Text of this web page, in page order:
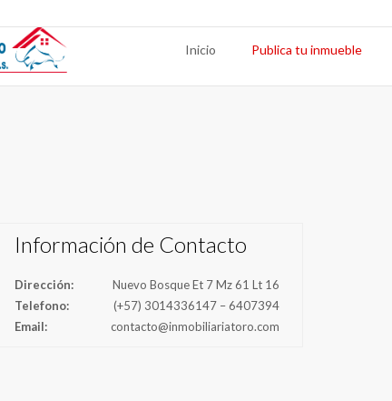
Inicio Publica tu inmueble
Información de Contacto
Dirección:
Nuevo Bosque Et 7 Mz 61 Lt 16
Telefono:
(+57) 3014336147 – 6407394
Email:
contacto@inmobiliariatoro.com